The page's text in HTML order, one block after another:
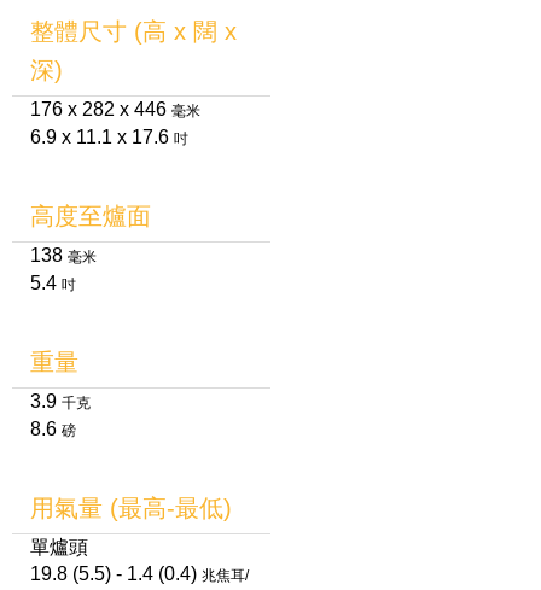
整體尺寸 (高 x 闊 x
深)
176 x 282 x 446 毫米
6.9 x 11.1 x 17.6 吋
高度至爐面
138 毫米
5.4 吋
重量
3.9 千克
8.6 磅
用氣量 (最高-最低)
單爐頭
19.8 (5.5) - 1.4 (0.4) 兆焦耳/